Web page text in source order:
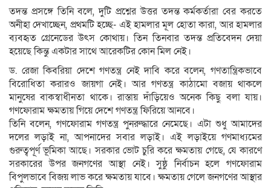
তদন্ত প্রসঙ্গে তিনি বলে, দুটি প্রশ্নের উত্তর তদন্ত কর্মকর্তারা বের করতে
অনীহা দেখাচ্ছেন, প্রথমটি হচ্ছে- এই হামলার মূল হোতা কারা, আর হামলার
ব্যবহৃত গ্রেনেডের উৎস কোথায়। তিন তিনবার তদন্ত প্রতিবেদন দেয়া
হয়েছে কিন্তু একটার সাথে আরেকটির কোন মিল নেই।
ড. রেজা কিবরিয়া দেশে গণতন্ত্র নেই দাবি করে বলেন, গণতান্ত্রিকভাবে
বিরোধিতা করারও জায়গা নেই। আর গণতন্ত্র কাঠামো বজায় থাকলে
মানুষের বাকস্বাধীনতা থাকে। রাস্তায় দাঁড়িয়েও অনেক কিছু বলা যায়।
গণফোরাম ক্ষমতায় গিয়ে দেশে গণতন্ত্র ফিরিয়ে আনবে।
তিনি বলেন, গণফোরাম গণতন্ত্র পুনরুদ্ধারে নেমেছে। এটা শুধু আমাদের
দলের লড়াই না, আপনাদের সবার লড়াই। এই লড়াইয়ে গণমাধ্যমের
গুরুত্বপূর্ণ ভূমিকা আছে। সরকার ভোট চুরি করে ক্ষমতায় গেছে, যে কারণে
সরকারের উপর জনগণের আস্থা নেই। সুষ্ঠু নির্বাচন হলে গণফোরাম
বিপুলভাবে বিজয় লাভ করে ক্ষমতায় যাবে। ক্ষমতায় গেলে জনগণের আস্থার